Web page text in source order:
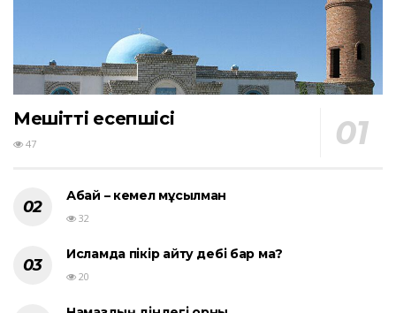
Мешіттің есепшісі
47
Абай – кемел мұсылман
32
Исламда пікір айту әдебі бар ма?
20